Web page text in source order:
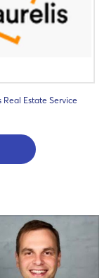
Real Estate Service